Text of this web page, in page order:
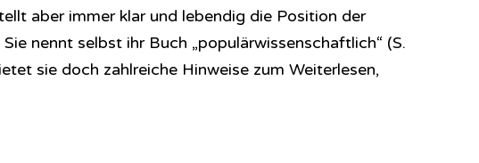
aber immer klar und lebendig die Position der
nennt selbst ihr Buch „populärwissenschaftlich“ (S.
sie doch zahlreiche Hinweise zum Weiterlesen,